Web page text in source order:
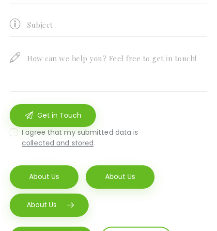
I agree that my submitted data is
collected and stored.
About Us About Us
About Us